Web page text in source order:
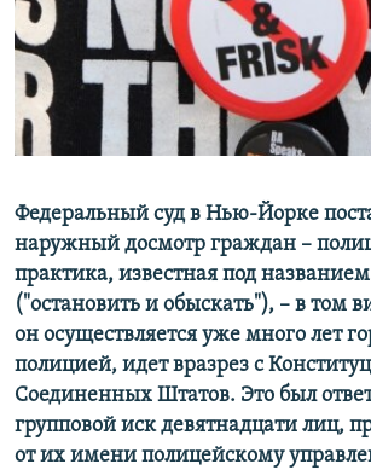
ПОДПИШИТЕСЬ НА РАССЫЛКУ
СОЦИАЛЬНЫЕ СЕТИ
Все сайты РСЕ/РС
Федеральный суд в Нью-Йорке
наружный досмотр граждан –
практика, известная под
("остановить и обыскать"), – в том
он осуществляется уже много лет
полицией, идет вразрез с
Соединенных Штатов. Это был
групповой иск девятнадцати лиц,
от их имени полицейскому